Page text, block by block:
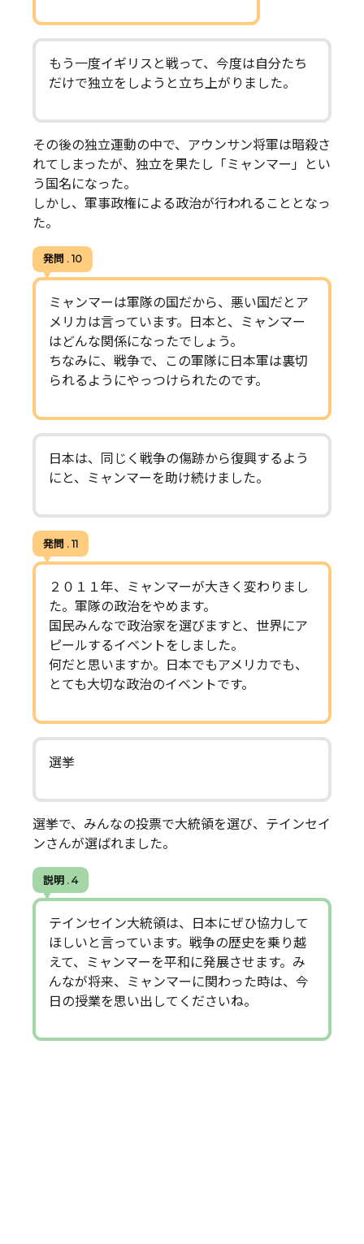
もう一度イギリスと戦って、今度は自分たち
だけで独立をしようと立ち上がりました。
その後の独立運動の中で、アウンサン将軍は暗殺さ
れてしまったが、独立を果たし「ミャンマー」とい
う国名になった。
しかし、軍事政権による政治が行われることとなっ
た。
発問 . 10
ミャンマーは軍隊の国だから、悪い国だとア
メリカは言っています。日本と、ミャンマー
はどんな関係になったでしょう。
ちなみに、戦争で、この軍隊に日本軍は裏切
られるようにやっつけられたのです。
日本は、同じく戦争の傷跡から復興するよう
にと、ミャンマーを助け続けました。
発問 . 11
２０１１年、ミャンマーが大きく変わりまし
た。軍隊の政治をやめます。
国民みんなで政治家を選びますと、世界にア
ピールするイベントをしました。
何だと思いますか。日本でもアメリカでも、
とても大切な政治のイベントです。
選挙
選挙で、みんなの投票で大統領を選び、テインセイ
ンさんが選ばれました。
説明 . 4
テインセイン大統領は、日本にぜひ協力して
ほしいと言っています。戦争の歴史を乗り越
えて、ミャンマーを平和に発展させます。み
んなが将来、ミャンマーに関わった時は、今
日の授業を思い出してくださいね。